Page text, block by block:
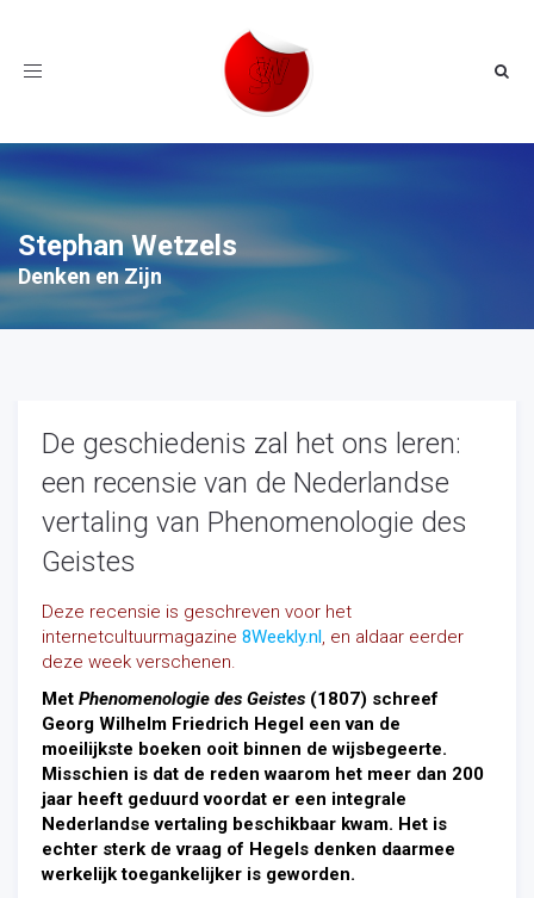
Toggle
Stephan Wetzels
Denken en Zijn
De geschiedenis zal het ons leren:
een recensie van de Nederlandse
vertaling van Phenomenologie des
Geistes
Deze recensie is geschreven voor het
internetcultuurmagazine 8Weekly.nl, en aldaar eerder
deze week verschenen.
Met Phenomenologie des Geistes (1807) schreef
Georg Wilhelm Friedrich Hegel een van de
moeilijkste boeken ooit binnen de wijsbegeerte.
Misschien is dat de reden waarom het meer dan 200
jaar heeft geduurd voordat er een integrale
Nederlandse vertaling beschikbaar kwam. Het is
echter sterk de vraag of Hegels denken daarmee
werkelijk toegankelijker is geworden.